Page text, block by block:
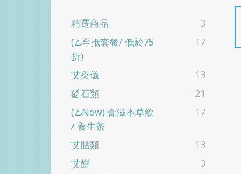
精選商品
3
(♨️至抵套餐/ 低於75
折)
17
艾灸儀
13
砭石類
21
(♨️New) 膏滋本草飲
/ 養生茶
17
艾貼類
13
艾餅
3